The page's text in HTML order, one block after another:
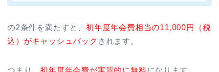
の2条件を満たすと、 初年度年会費相当の11,000円（税
込）がキャッシュバック されます。
つまり、初年度年会費が実質的に無料になります。